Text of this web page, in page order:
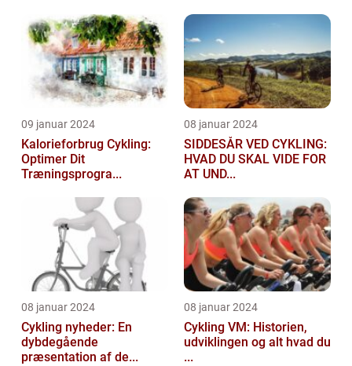
09 januar 2024
Kalorieforbrug Cykling:
Optimer Dit
Træningsprogra...
08 januar 2024
SIDDESÅR VED CYKLING:
HVAD DU SKAL VIDE FOR
AT UND...
08 januar 2024
Cykling nyheder: En
dybdegående
præsentation af de...
08 januar 2024
Cykling VM: Historien,
udviklingen og alt hvad du
...